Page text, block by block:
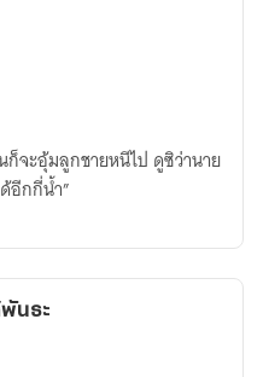
จะอุ้มลูกชายหนีไป ดูซิว่านาย
อีกกี่น้ำ”
พันธะ